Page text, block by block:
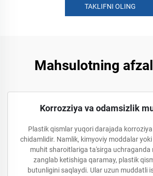
TAKLIFNI OLING
Mahsulotning
Korrozziya va odamsizlik
Plastik qismlar yuqori darajada
chidamlidir. Namlik, kimyoviy moddalar
muhit sharoitlariga ta'sirga uchraganda
zanglab ketishiga qaramay, plastik
butunligini saqlaydi. Ular uzun muddatli